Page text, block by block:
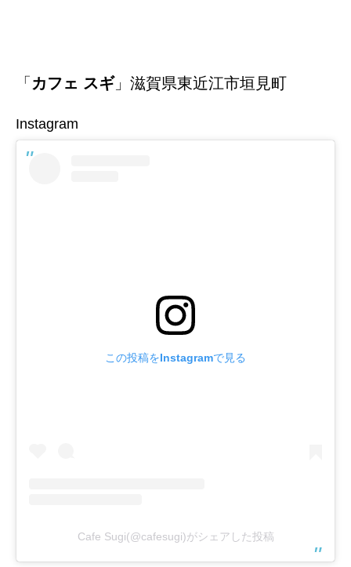
「 カフェ スギ」滋賀県東近江市垣見町
Instagram
この投稿をInstagramで見る
Cafe Sugi(@cafesugi)がシェアした投稿